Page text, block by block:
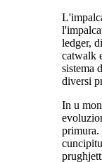
ledger,
catwalk
sistema
diversi
In u
primura.